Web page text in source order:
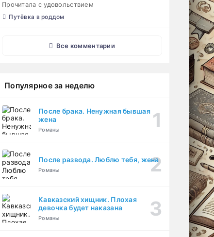
Прочитала с удовольствием
Путёвка в роддом
Все комментарии
Популярное за неделю
После брака. Ненужная бывшая
жена
Романы
После развода. Люблю тебя, жена
Романы
Кавказский хищник. Плохая
девочка будет наказана
Романы